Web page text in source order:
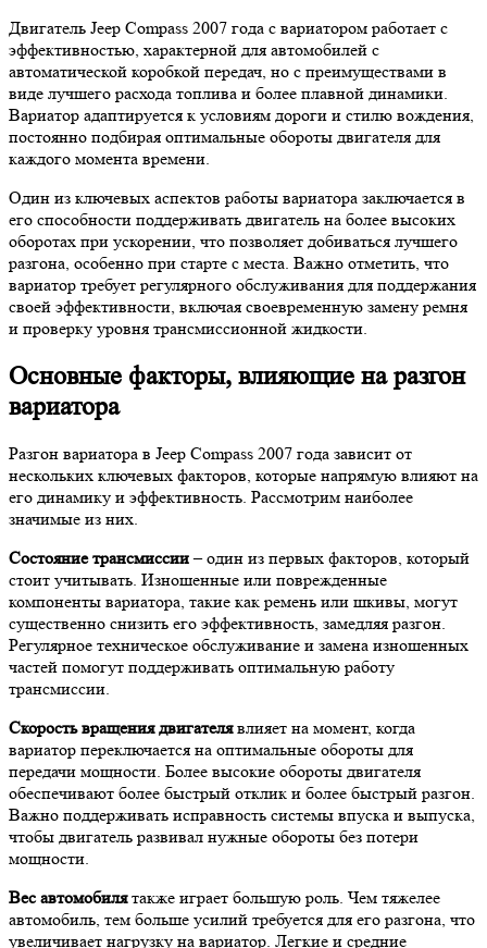
Двигатель Jeep Compass 2007 года с вариатором работает с
эффективностью, характерной для автомобилей с
автоматической коробкой передач, но с преимуществами в
виде лучшего расхода топлива и более плавной динамики.
Вариатор адаптируется к условиям дороги и стилю вождения,
постоянно подбирая оптимальные обороты двигателя для
каждого момента времени.
Один из ключевых аспектов работы вариатора заключается в
его способности поддерживать двигатель на более высоких
оборотах при ускорении, что позволяет добиваться лучшего
разгона, особенно при старте с места. Важно отметить, что
вариатор требует регулярного обслуживания для поддержания
своей эффективности, включая своевременную замену ремня
и проверку уровня трансмиссионной жидкости.
Основные факторы, влияющие на разгон
вариатора
Разгон вариатора в Jeep Compass 2007 года зависит от
нескольких ключевых факторов, которые напрямую влияют на
его динамику и эффективность. Рассмотрим наиболее
значимые из них.
Состояние трансмиссии– один из первых факторов, который
стоит учитывать. Изношенные или поврежденные
компоненты вариатора, такие как ремень или шкивы, могут
существенно снизить его эффективность, замедляя разгон.
Регулярное техническое обслуживание и замена изношенных
частей помогут поддерживать оптимальную работу
трансмиссии.
Скорость вращения двигателявлияет на момент, когда
вариатор переключается на оптимальные обороты для
передачи мощности. Более высокие обороты двигателя
обеспечивают более быстрый отклик и более быстрый разгон.
Важно поддерживать исправность системы впуска и выпуска,
чтобы двигатель развивал нужные обороты без потери
мощности.
Вес автомобилятакже играет большую роль. Чем тяжелее
автомобиль, тем больше усилий требуется для его разгона, что
увеличивает нагрузку на вариатор. Легкие и средние